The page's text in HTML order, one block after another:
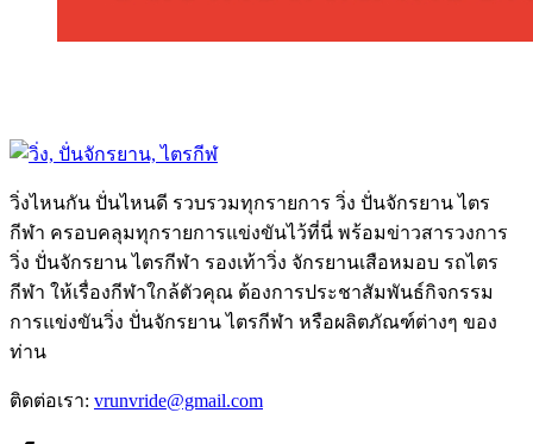
วิ่งไหนกัน ปั่นไหนดี รวบรวมทุกรายการ วิ่ง ปั่นจักรยาน ไตร
กีฬา ครอบคลุมทุกรายการแข่งขันไว้ที่นี่ พร้อมข่าวสารวงการ
วิ่ง ปั่นจักรยาน ไตรกีฬา รองเท้าวิ่ง จักรยานเสือหมอบ รถไตร
กีฬา ให้เรื่องกีฬาใกล้ตัวคุณ ต้องการประชาสัมพันธ์กิจกรรม
การแข่งขันวิ่ง ปั่นจักรยาน ไตรกีฬา หรือผลิตภัณฑ์ต่างๆ ของ
ท่าน
ติดต่อเรา: vrunvride@gmail.com